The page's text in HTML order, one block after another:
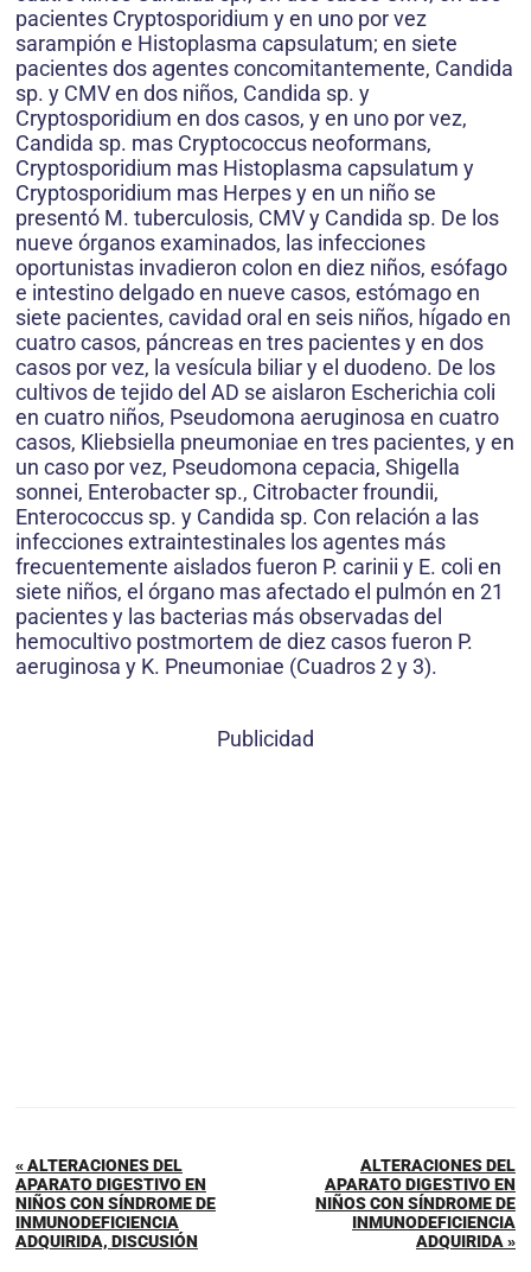
pacientes Cryptosporidium y en uno por vez
sarampión e Histoplasma capsulatum; en siete
pacientes dos agentes concomitantemente, Candida
sp. y CMV en dos niños, Candida sp. y
Cryptosporidium en dos casos, y en uno por vez,
Candida sp. mas Cryptococcus neoformans,
Cryptosporidium mas Histoplasma capsulatum y
Cryptosporidium mas Herpes y en un niño se
presentó M. tuberculosis, CMV y Candida sp. De los
nueve órganos examinados, las infecciones
oportunistas invadieron colon en diez niños, esófago
e intestino delgado en nueve casos, estómago en
siete pacientes, cavidad oral en seis niños, hígado en
cuatro casos, páncreas en tres pacientes y en dos
casos por vez, la vesícula biliar y el duodeno. De los
cultivos de tejido del AD se aislaron Escherichia coli
en cuatro niños, Pseudomona aeruginosa en cuatro
casos, Kliebsiella pneumoniae en tres pacientes, y en
un caso por vez, Pseudomona cepacia, Shigella
sonnei, Enterobacter sp., Citrobacter froundii,
Enterococcus sp. y Candida sp. Con relación a las
infecciones extraintestinales los agentes más
frecuentemente aislados fueron P. carinii y E. coli en
siete niños, el órgano mas afectado el pulmón en 21
pacientes y las bacterias más observadas del
hemocultivo postmortem de diez casos fueron P.
aeruginosa y K. Pneumoniae (Cuadros 2 y 3).
Publicidad
« ALTERACIONES DEL
APARATO DIGESTIVO EN
NIÑOS CON SÍNDROME DE
INMUNODEFICIENCIA
ADQUIRIDA, DISCUSIÓN
ALTERACIONES DEL
APARATO DIGESTIVO EN
NIÑOS CON SÍNDROME DE
INMUNODEFICIENCIA
ADQUIRIDA »